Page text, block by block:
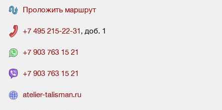
Проложить маршрут
+7 495 215-22-31, доб. 1
+7 903 763 15 21
+7 903 763 15 21
atelier-talisman.ru